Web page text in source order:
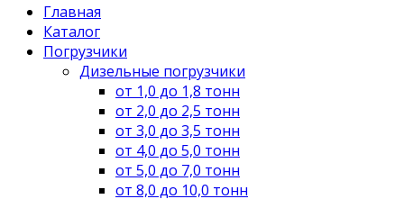
Главная
Каталог
Погрузчики
Дизельные погрузчики
от 1,0 до 1,8 тонн
от 2,0 до 2,5 тонн
от 3,0 до 3,5 тонн
от 4,0 до 5,0 тонн
от 5,0 до 7,0 тонн
от 8,0 до 10,0 тонн